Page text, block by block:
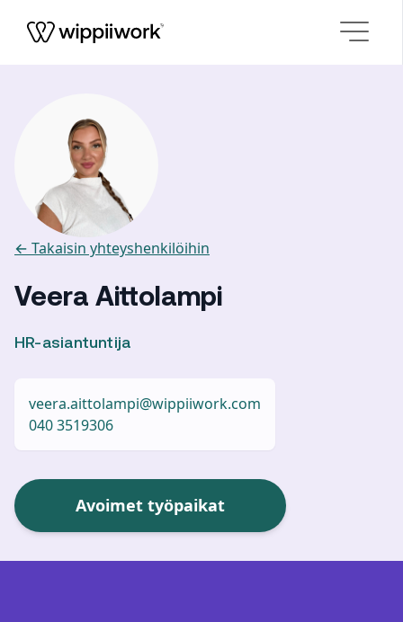
← Takaisin yhteyshenkilöihin
Veera Aittolampi
HR-asiantuntija
veera.aittolampi@wippiiwork.com
040 3519306
Avoimet työpaikat